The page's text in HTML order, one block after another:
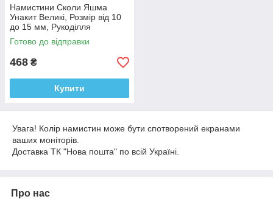
Намистини Сколи Яшма
Унакит Великі, Розмір від 10
до 15 мм, Рукоділля
Фурнітура Біжутерія
Готово до відправки
468 ₴
Купити
Увага! Колір намистин може бути спотворений екранами
ваших моніторів.
Доставка ТК "Нова пошта" по всій Україні.
Про нас